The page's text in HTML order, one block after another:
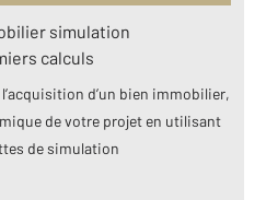
simulation
calculs
d’un bien immobilier,
de votre projet en utilisant
de simulation